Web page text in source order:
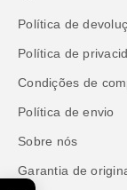
Política de
Política de
Condições de
Política de envio
Sobre nós
Garantia de